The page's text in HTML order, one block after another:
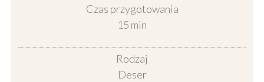
Czas przygotowania
15 minuty
min
Rodzaj
Deser